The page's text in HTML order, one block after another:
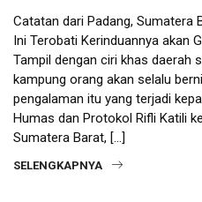
Catatan dari Padang, Sumatera
Ini Terobati Kerinduannya akan
Tampil dengan ciri khas daerah
kampung orang akan selalu
pengalaman itu yang terjadi
Humas dan Protokol Rifli Katili
Sumatera Barat, […]
SELENGKAPNYA